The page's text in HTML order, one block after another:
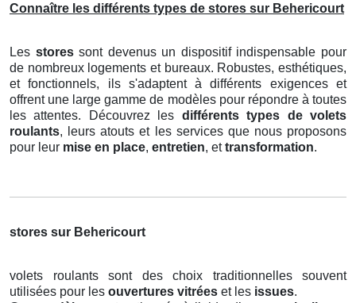
Connaître les différents types de stores sur Behericourt
Les storessont devenus un dispositif indispensable pour
de nombreux logements et bureaux. Robustes, esthétiques,
et fonctionnels, ils s'adaptent à différents exigences et
offrent une large gamme de modèles pour répondre à toutes
les attentes. Découvrez les différents types de volets
roulants, leurs atouts et les services que nous proposons
pour leur mise en place, entretien, ettransformation.
stores sur Behericourt
volets roulants sont des choix traditionnelles souvent
utilisées pour les ouvertures vitrées et les issues.